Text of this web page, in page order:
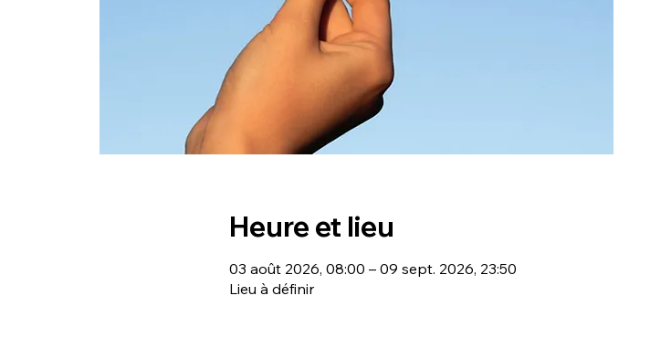
Heure et lieu
03 août 2026, 08:00 – 09 sept. 2026, 23:50
Lieu à définir